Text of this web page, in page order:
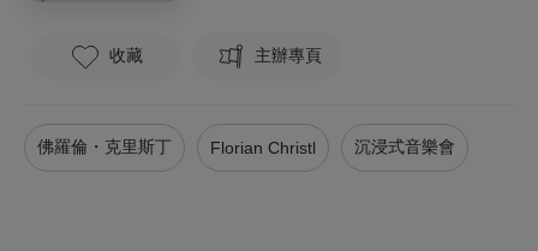
收藏 主辦專頁
佛羅倫・克里斯丁 Florian Christl 沉浸式音樂會